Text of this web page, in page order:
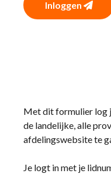
Inloggen
Met dit formulier log
de landelijke, alle
afdelingswebsite te
Je logt in met je